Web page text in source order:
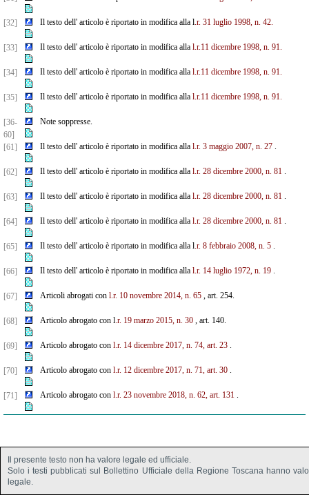
[32] Il testo dell' articolo è riportato in modifica alla l.r. 31 luglio 1998, n. 42.
[33] Il testo dell' articolo è riportato in modifica alla l.r.11 dicembre 1998, n. 91.
[34] Il testo dell' articolo è riportato in modifica alla l.r.11 dicembre 1998, n. 91.
[35] Il testo dell' articolo è riportato in modifica alla l.r.11 dicembre 1998, n. 91.
[36-
60]
Note soppresse.
[61] Il testo dell' articolo è riportato in modifica alla l.r. 3 maggio 2007, n. 27.
[62] Il testo dell' articolo è riportato in modifica alla l.r. 28 dicembre 2000, n. 81.
[63] Il testo dell' articolo è riportato in modifica alla l.r. 28 dicembre 2000, n. 81.
[64] Il testo dell' articolo è riportato in modifica alla l.r. 28 dicembre 2000, n. 81.
[65] Il testo dell' articolo è riportato in modifica alla l.r. 8 febbraio 2008, n. 5.
[66] Il testo dell' articolo è riportato in modifica alla l.r. 14 luglio 1972, n. 19.
[67] Articoli abrogati con l.r. 10 novembre 2014, n. 65, art. 254.
[68] Articolo abrogato con l.r. 19 marzo 2015, n. 30, art. 140.
[69] Articolo abrogato con l.r. 14 dicembre 2017, n. 74, art. 23.
[70] Articolo abrogato con l.r. 12 dicembre 2017, n. 71, art. 30.
[71] Articolo abrogato con l.r. 23 novembre 2018, n. 62, art. 131.
Il presente testo non ha valore legale ed ufficiale.
Solo i testi pubblicati sul Bollettino Ufficiale della Regione Toscana hanno
legale.